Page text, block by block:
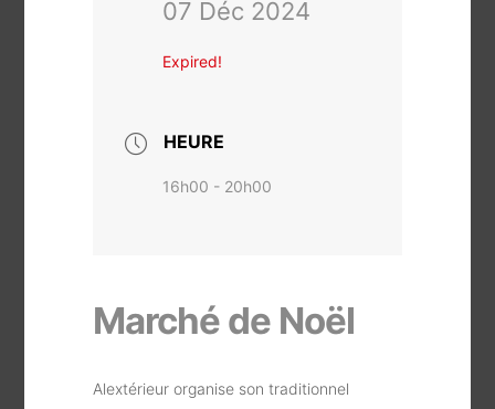
07 Déc 2024
Expired!
HEURE
16h00 - 20h00
Marché de Noël
Alextérieur organise son traditionnel